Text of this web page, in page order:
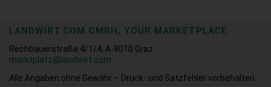
LANDWIRT.COM GMBH, YOUR MARKETPLACE
Rechbauerstraße 4/1/4, A-8010 Graz
marktplatz@landwirt.com
Alle Angaben ohne Gewähr – Druck- und Satzfehler vorbehalten.